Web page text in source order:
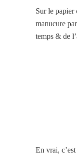
Sur le papier
manucure
temps & de
En vrai,